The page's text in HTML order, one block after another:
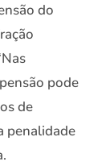
do
pode
de
penalidade